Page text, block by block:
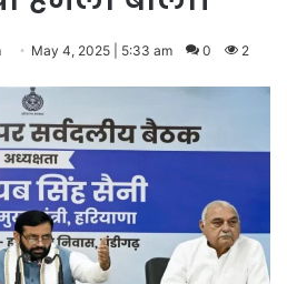
May 4, 2025 | 5:33 am 0 2